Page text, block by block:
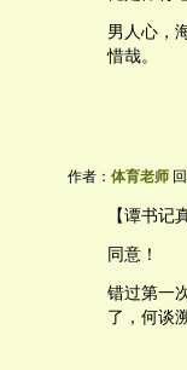
男人心，
惜哉。
作者： 体育老师
【谭书记
同意！
错过第一
了，何谈